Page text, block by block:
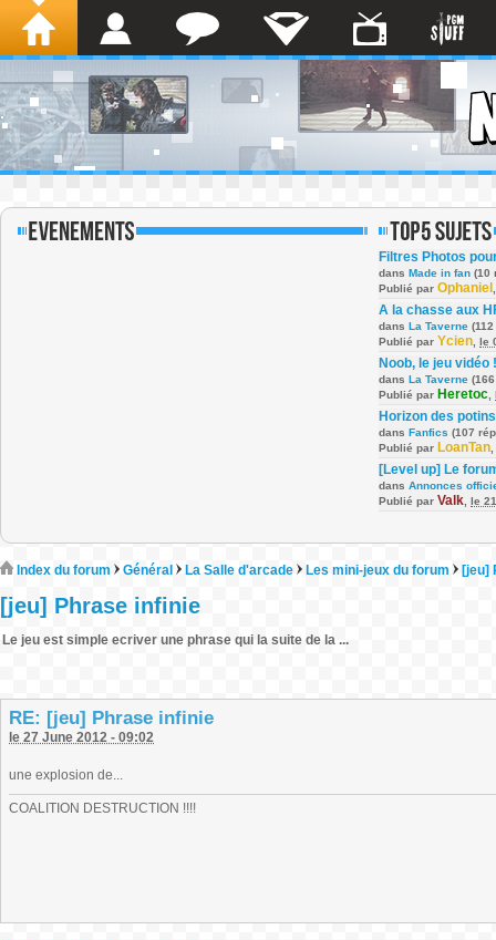
Filtres Photos
dans Made in fan (10
Publié par Ophaniel
A la chasse aux
dans La Taverne
Publié par Ycien le
Noob, le jeu vidéo !
dans La Taverne
Publié par Heretoc
Horizon des potins
dans Fanfics (107
Publié par LoanTan
[Level up] Le
dans Annonces
Publié par Valk le
Index du forum Général La Salle d'arcade Les mini-jeux du forum [jeu]
[jeu] Phrase infinie
Le jeu est simple ecriver une phrase qui la suite de la ...
RE: [jeu] Phrase infinie
le 27 June 2012 - 09:02
une explosion de...
COALITION DESTRUCTION !!!!